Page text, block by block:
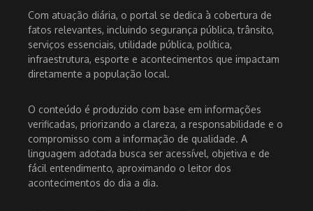
Com atuação diária, o portal se dedica à cobertura de
fatos relevantes, incluindo segurança pública, trânsito,
serviços essenciais, utilidade pública, política,
infraestrutura, esporte e acontecimentos que impactam
diretamente a população local.
O conteúdo é produzido com base em informações
verificadas, priorizando a clareza, a responsabilidade e o
compromisso com a informação de qualidade. A
linguagem adotada busca ser acessível, objetiva e de
fácil entendimento, aproximando o leitor dos
acontecimentos do dia a dia.